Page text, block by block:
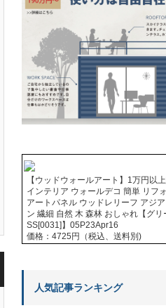
【ウッドウォールアート】1万円以
インテリア ウォールデコ 簡単 リフ
アートパネル ウッドレリーフ アジ
ン 繊細 自然 木 森林 おしゃれ【グリ
SS[0031]】05P23Apr16
価格：4725円（税込、送料別)
人気記事ランキング